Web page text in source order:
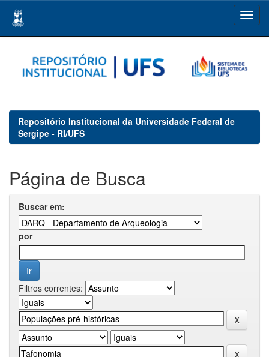
navigation
Repositório Institucional da Universidade Federal de
Sergipe - RI/UFS
Página de Busca
Buscar em:
por
Filtros correntes: